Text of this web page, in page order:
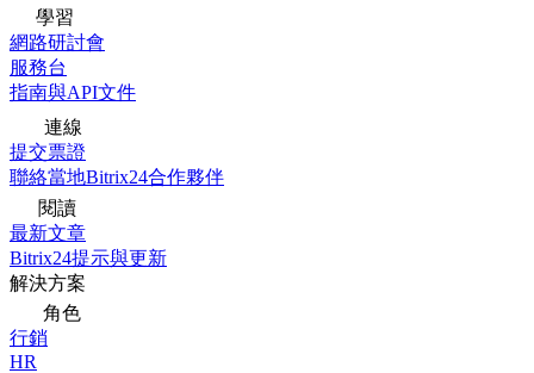
學習
網路研討會
服務台
指南與API文件
連線
提交票證
聯絡當地Bitrix24合作夥伴
閱讀
最新文章
Bitrix24提示與更新
解決方案
角色
行銷
HR